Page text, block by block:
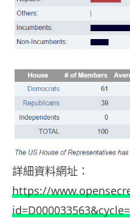
詳細資料網址：
https://